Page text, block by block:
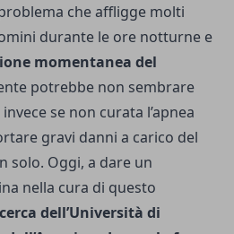
che affligge molti
durante le ore notturne e
momentanea del
potrebbe non sembrare
se non curata l’apnea
gravi danni a carico del
solo. Oggi, a dare un
nella cura di questo
dell’Università di